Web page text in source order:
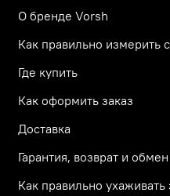
О бренде Vorsh
Как правильно измерить
Где купить
Как оформить заказ
Доставка
Гарантия, возврат и обмен
Как правильно